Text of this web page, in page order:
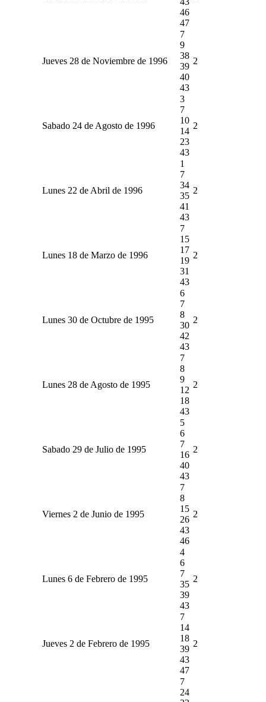
46
47
Jueves 28 de Noviembre de 1996
7
9
38
39
40
43
2
Sabado 24 de Agosto de 1996
3
7
10
14
23
43
2
Lunes 22 de Abril de 1996
1
7
34
35
41
43
2
Lunes 18 de Marzo de 1996
7
15
17
19
31
43
2
Lunes 30 de Octubre de 1995
6
7
8
30
42
43
2
Lunes 28 de Agosto de 1995
7
8
9
12
18
43
2
Sabado 29 de Julio de 1995
5
6
7
16
40
43
2
Viernes 2 de Junio de 1995
7
8
15
26
43
46
2
Lunes 6 de Febrero de 1995
4
6
7
35
39
43
2
Jueves 2 de Febrero de 1995
7
14
18
39
43
47
2
7
24